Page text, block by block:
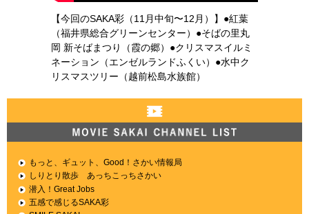
【今回のSAKA彩（11月中旬〜12月）】●紅葉
（福井県総合グリーンセンター）●そばの里丸
岡 新そばまつり（霞の郷）●クリスマスイルミ
ネーション（エンゼルランドふくい）●水中ク
リスマスツリー（越前松島水族館）
MOVIE SAKAI CHANNEL LIST
もっと、ギュット、Good！さかい情報局
しりとり散歩 あっちこっちさかい
潜入！Great Jobs
五感で感じるSAKA彩